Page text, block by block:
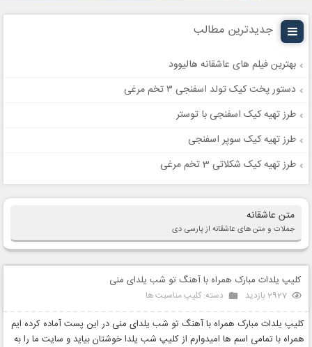
جدیدترین مطالب
بهترین فیلم های عاشقانه هالیوود
دستور پخت کیک تولد اسفنجی ۳ تخم مرغی
طرز تهیه کیک اسفنجی با توستر
طرز تهیه کیک سوپر اسفنجی
طرز تهیه کیک شکلاتی 3 تخم مرغی
متن عاشقانه
جملات و متن های عاشقانه از پارسی دی
کلیپ‌ یلدات مبارک همراه با آهنگ تو شب یلدای منی
2927 بازدید دسته: کلیپ مناسبت ها
کلیپ‌ یلدات مبارک همراه با آهنگ تو شب یلدای منی در این پست آماده کرده ایم
همراه با تمامی اسم ها امیدوارم از کلیپ شب یلدا خوشتان بیاید و سایت ما را به